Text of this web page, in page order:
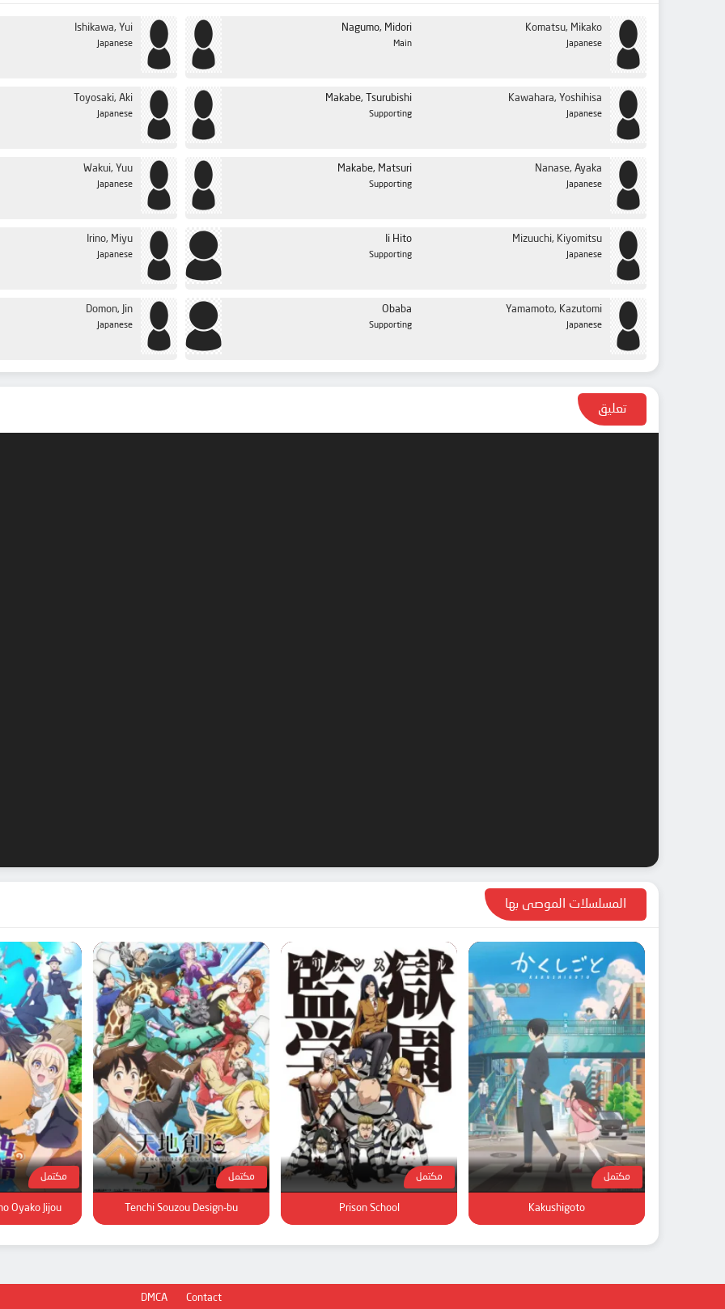
Ishikawa, Yui
Japanese
Nagumo, Midori
Main
Komatsu, Mikako
Japanese
Toyosaki, Aki
Japanese
Makabe, Tsurubishi
Supporting
Kawahara, Yoshihisa
Japanese
Wakui, Yuu
Japanese
Makabe, Matsuri
Supporting
Nanase, Ayaka
Japanese
Irino, Miyu
Japanese
Ii Hito
Supporting
Mizuuchi, Kiyomitsu
Japanese
Domon, Jin
Japanese
Obaba
Supporting
Yamamoto, Kazutomi
Japanese
تعليق
المسلسلات الموصى بها
مكتمل
Kakushigoto
مكتمل
Prison School
مكتمل
Tenchi Souzou Design-bu
مكتمل
Oyako Jijou
DMCA Contact